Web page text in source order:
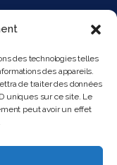
des technologies telles
des appareils.
de traiter des données
uniques sur ce site. Le
peut avoir un effet